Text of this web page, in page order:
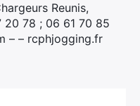
Reunis,
20 78 ; 06 61 70 85
– – rcphjogging.fr